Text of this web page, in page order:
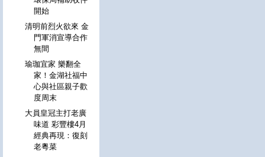
開始
清明前烈火欲來 金
門軍消宣導合作
無間
瑜珈宜家 樂翻全
家！金湖社福中
心與社區親子歡
度周末
大員皇冠主打老廣
味道 彩豐樓4月
經典再現：復刻
老粵菜